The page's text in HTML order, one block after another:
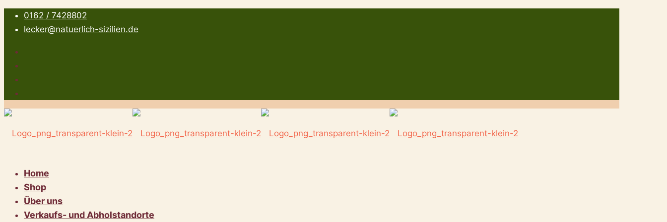
0162 / 7428802
lecker@natuerlich-sizilien.de
Home
Shop
Über uns
Verkaufs- und Abholstandorte